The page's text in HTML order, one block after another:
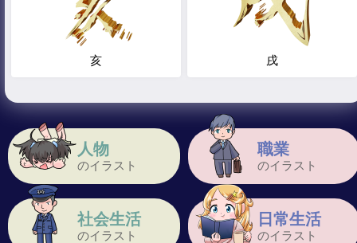
人物
のイラスト
職業
のイラスト
社会生活
のイラスト
日常生活
のイラスト
亥 戌